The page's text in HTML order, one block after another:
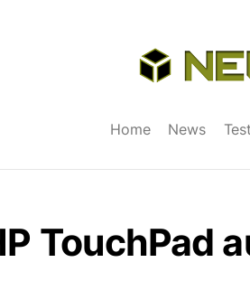
Home News
TouchPad